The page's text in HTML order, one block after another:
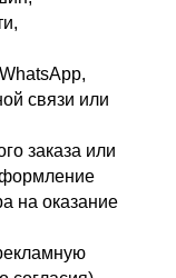
связи или
заказа или
на оказание